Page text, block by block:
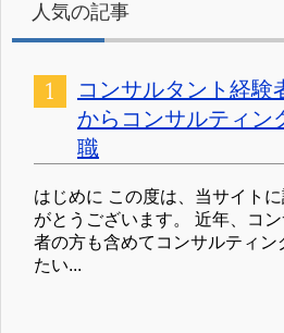
人気の記事
コンサルタント経験
からコンサルティン
職
はじめに この度は、当サイト
がとうございます。 近年、コ
者の方も含めてコンサルティン
たい...